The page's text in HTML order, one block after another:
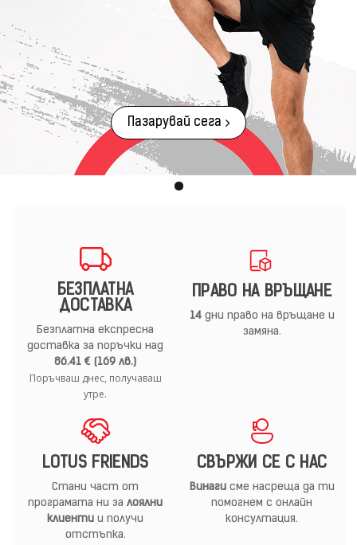
Пазарувай сега
БЕЗПЛАТНА
ДОСТАВКА
Безплатна експресна
доставка за поръчки над
86.41 € (169 лв.)
Поръчваш днес, получаваш
утре.
ПРАВО НА ВРЪЩАНЕ
14дни право на връщане и
замяна.
LOTUS FRIENDS
Стани част от
програмата ни за лоялни
клиенти и получи
отстъпка.
СВЪРЖИ СЕ С НАС
Винагисме насреща да ти
помогнем с онлайн
консултация.